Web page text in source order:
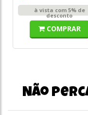
à vista com 5% de
desconto
COMPRAR
Não